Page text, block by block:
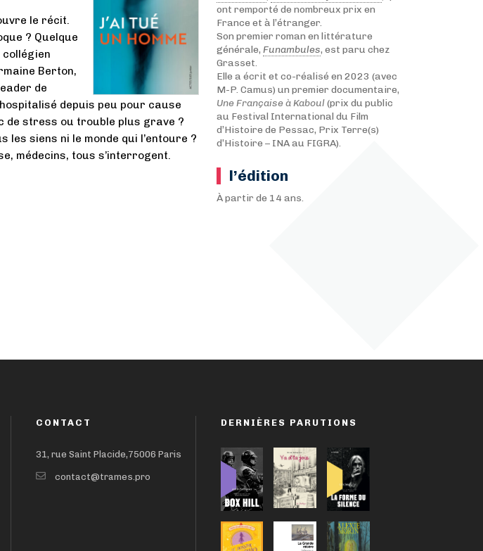
le récit.
? Quelque
collégien
Berton,
de
depuis peu pour cause
de stress ou trouble plus grave ?
siens ni le monde qui l’entoure ?
médecins, tous s’interrogent.
ont remporté de nombreux prix en
France et à l’étranger.
Son premier roman en littérature
générale, Funambules, est paru chez
Grasset.
Elle a écrit et co-réalisé en 2023 (avec
M-P. Camus) un premier documentaire,
Une Française à Kaboul(prix du public
au Festival International du Film
d’Histoire de Pessac, Prix Terre(s)
d’Histoire – INA au FIGRA).
l’édition
À partir de 14 ans.
CONTACT
31, rue Saint Placide,75006 Paris
contact@trames.pro
DERNIÈRES PARUTIONS